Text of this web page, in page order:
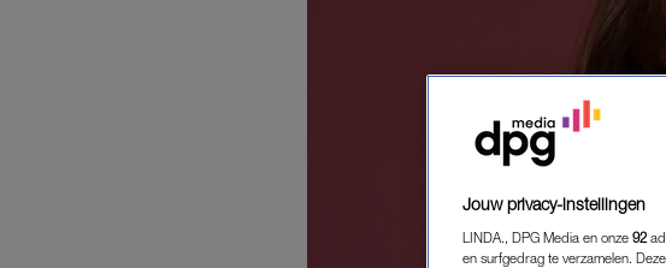
Jouw privacy-instellingen
LINDA., DPG Media en onze 92
en surfgedrag te verzamelen.